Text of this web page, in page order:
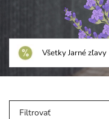
Všetky Jarné zľavy
Filtrovať